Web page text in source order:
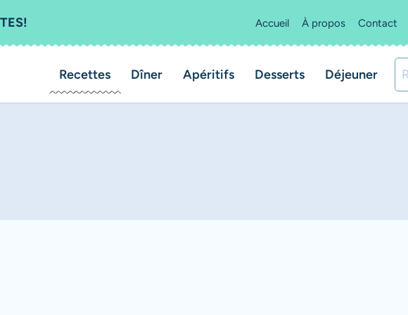
Accueil À propos Contact
Recettes Dîner Apéritifs Desserts Déjeuner